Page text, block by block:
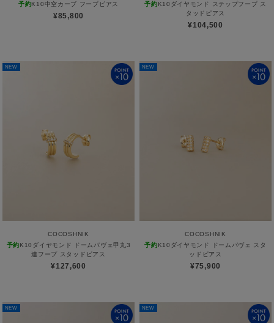
予約K10中空カーブ フープピアス
¥85,800
予約 K10ダイヤモンド ステップフープ ス
タッドピアス
¥104,500
NEW
COCOSHNIK
予約K10ダイヤモンド ドームパヴェ甲丸3
連フープ スタッドピアス
¥127,600
NEW
COCOSHNIK
予約K10ダイヤモンド ドームパヴェ スタ
ッドピアス
¥75,900
NEW NEW